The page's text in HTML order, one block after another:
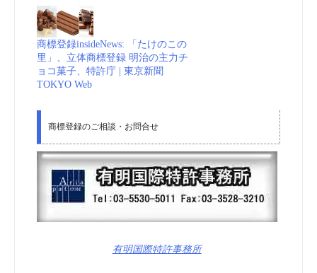
商標登録insideNews: 「たけのこの
里」、立体商標登録 明治の主力チ
ョコ菓子、特許庁 | 東京新聞
TOKYO Web
商標登録のご相談・お問合せ
有明国際特許事務所